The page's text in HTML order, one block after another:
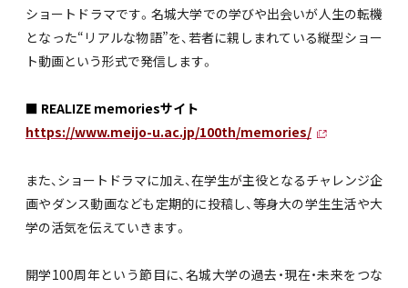
ショートドラマです。名城大学での学びや出会いが人生の転機
となった“リアルな物語”を、若者に親しまれている縦型ショー
ト動画という形式で発信します。
■ REALIZE memoriesサイト
https://www.meijo-u.ac.jp/100th/memories/
また、ショートドラマに加え、在学生が主役となるチャレンジ企
画やダンス動画なども定期的に投稿し、等身大の学生生活や大
学の活気を伝えていきます。
開学100周年という節目に、名城大学の過去・現在・未来をつな